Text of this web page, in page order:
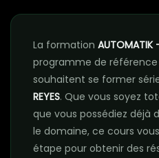
La formation AUTOMATIK
programme de
souhaitent se former
REYES. Que vous soyez
que vous possédiez déjà
le domaine, ce cours
étape pour obtenir des